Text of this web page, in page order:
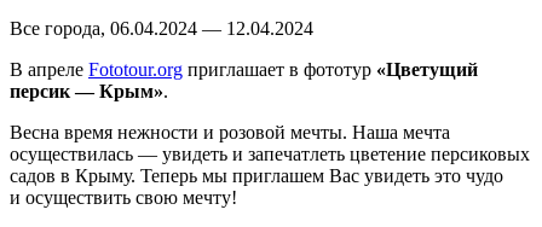
Все города, 06.04.2024 — 12.04.2024
В апреле Fototour.org приглашает в фототур «Цветущий
персик — Крым».
Весна время нежности и розовой мечты. Наша мечта
осуществилась — увидеть и запечатлеть цветение персиковых
садов в Крыму. Теперь мы приглашем Вас увидеть это чудо
и осуществить свою мечту!